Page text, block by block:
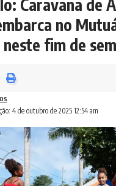
Caravana de
no
fim de
4 de outubro de 2025 12:54 am